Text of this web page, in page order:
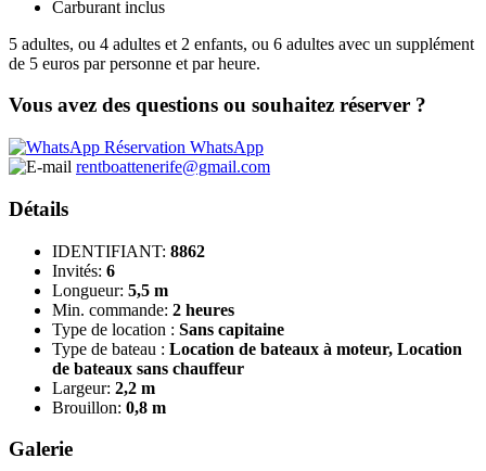
Carburant inclus
5 adultes, ou 4 adultes et 2 enfants, ou 6 adultes avec un supplément
de 5 euros par personne et par heure.
Vous avez des questions ou souhaitez réserver ?
Réservation WhatsApp
rentboattenerife@gmail.com
Détails
IDENTIFIANT: 8862
Invités: 6
Longueur: 5,5 m
Min. commande: 2 heures
Type de location : Sans capitaine
Type de bateau : Location de bateaux à moteur, Location
de bateaux sans chauffeur
Largeur: 2,2 m
Brouillon: 0,8 m
Galerie